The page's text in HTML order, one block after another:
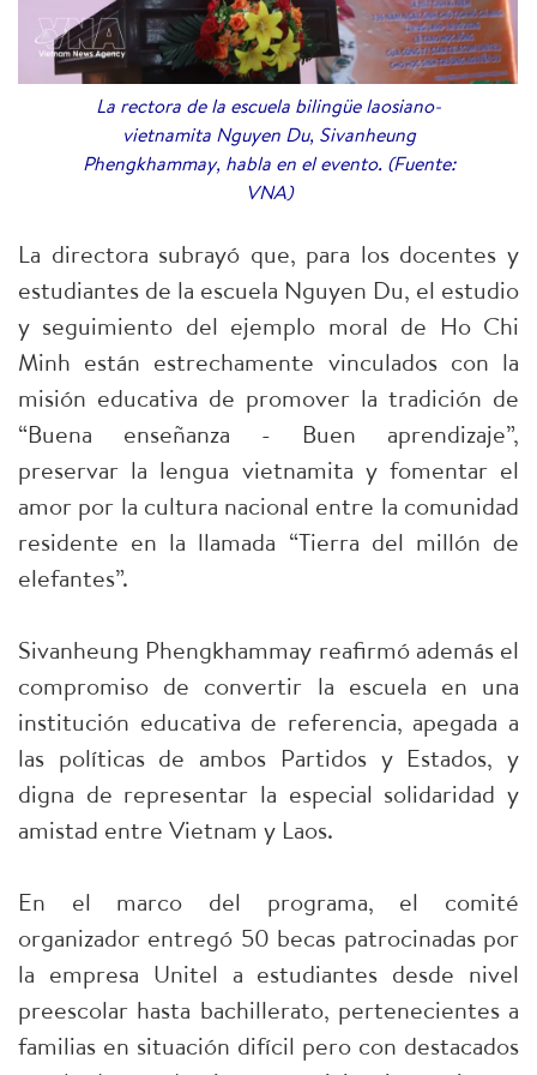
La rectora de la escuela bilingüe laosiano-
vietnamita Nguyen Du, Sivanheung
Phengkhammay, habla en el evento. (Fuente:
VNA)
La directora subrayó que, para los docentes y
estudiantes de la escuela Nguyen Du, el estudio
y seguimiento del ejemplo moral de Ho Chi
Minh están estrechamente vinculados con la
misión educativa de promover la tradición de
“Buena enseñanza - Buen aprendizaje”,
preservar la lengua vietnamita y fomentar el
amor por la cultura nacional entre la comunidad
residente en la llamada “Tierra del millón de
elefantes”.
Sivanheung Phengkhammay reafirmó además el
compromiso de convertir la escuela en una
institución educativa de referencia, apegada a
las políticas de ambos Partidos y Estados, y
digna de representar la especial solidaridad y
amistad entre Vietnam y Laos.
En el marco del programa, el comité
organizador entregó 50 becas patrocinadas por
la empresa Unitel a estudiantes desde nivel
preescolar hasta bachillerato, pertenecientes a
familias en situación difícil pero con destacados